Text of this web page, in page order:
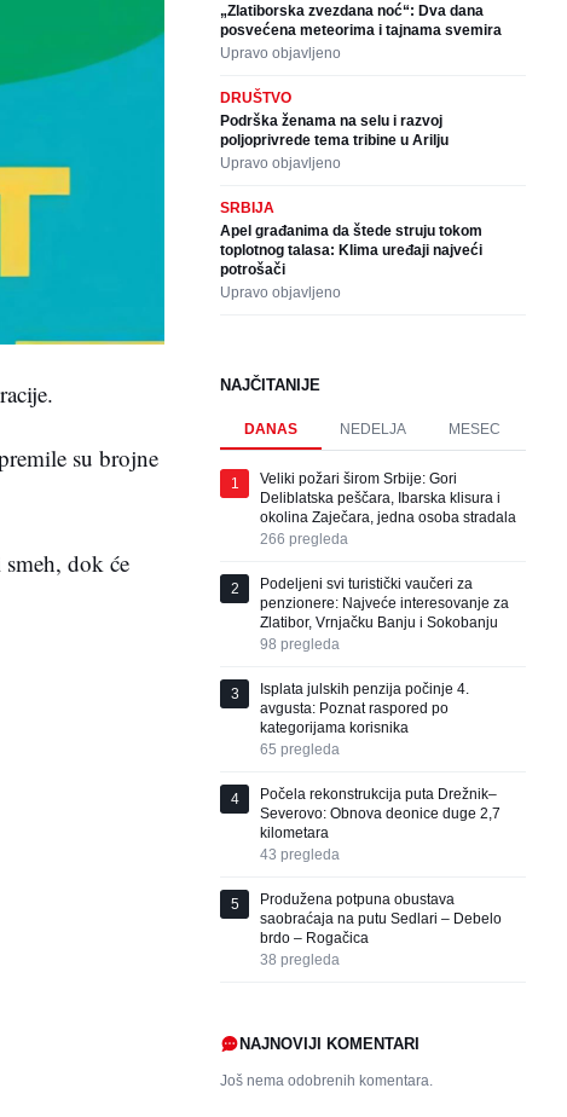
su brojne
dok će
„Zlatiborska zvezdana noć“: Dva dana
posvećena meteorima i tajnama svemira
Upravo objavljeno
DRUŠTVO
Podrška ženama na selu i razvoj
poljoprivrede tema tribine u Arilju
Upravo objavljeno
SRBIJA
Apel građanima da štede struju tokom
toplotnog talasa: Klima uređaji najveći
potrošači
Upravo objavljeno
NAJČITANIJE
DANAS NEDELJA MESEC
1
Veliki požari širom Srbije: Gori
Deliblatska peščara, Ibarska klisura i
okolina Zaječara, jedna osoba stradala
266 pregleda
2
Podeljeni svi turistički vaučeri za
penzionere: Najveće interesovanje za
Zlatibor, Vrnjačku Banju i Sokobanju
98 pregleda
3
Isplata julskih penzija počinje 4.
avgusta: Poznat raspored po
kategorijama korisnika
65 pregleda
4
Počela rekonstrukcija puta Drežnik–
Severovo: Obnova deonice duge 2,7
kilometara
43 pregleda
5
Produžena potpuna obustava
saobraćaja na putu Sedlari – Debelo
brdo – Rogačica
38 pregleda
NAJNOVIJI KOMENTARI
Još nema odobrenih komentara.